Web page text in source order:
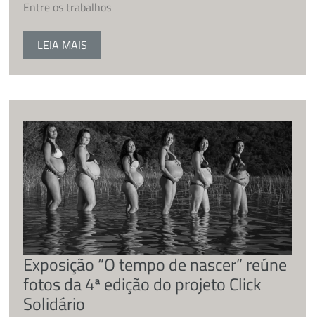
Entre os trabalhos
LEIA MAIS
Exposição “O tempo de nascer” reúne
fotos da 4ª edição do projeto Click
Solidário